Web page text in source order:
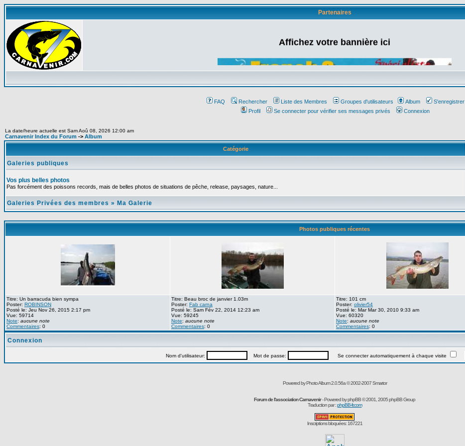
Partenaires
Affichez votre bannière ici
FAQ Rechercher Liste des Membres Groupes d'utilisateurs Album
S'enregistrer
Profil
Se connecter pour vérifier ses messages privés Connexion
La date/heure actuelle est Sam Aoû 08, 2026 12:00 am
Carnavenir Index du Forum -> Album
Catégorie
Galeries publiques
Vos plus belles photos
Pas forcément des poissons records, mais de belles photos de situations de pêche, release, paysages, nature...
Galeries Privées des membres » Ma Galerie
Photos publiques récentes
Titre: Un barracuda bien sympa
Poster: ROBINSON
Posté le: Jeu Nov 26, 2015 2:17 pm
Vue: 59714
Note: aucune note
Commentaires: 0
Titre: Beau broc de janvier 1.03m
Poster: Fab carna
Posté le: Sam Fév 22, 2014 12:23 am
Vue: 59245
Note: aucune note
Commentaires: 0
Titre: 101 cm
Poster: olivier54
Posté le: Mar Mar 30, 2010 9:33 am
Vue: 60320
Note: aucune note
Commentaires: 0
Connexion
Nom d'utilisateur: Mot de passe: Se connecter automatiquement à chaque visite
Powered by Photo Album 2.0.56a © 2002-2007Smartor
Forum de l'association Carnavenir- Powered byphpBB© 2001, 2005 phpBB Group
Traduction par :phpBB-fr.com
Inscriptions bloquées: 167221